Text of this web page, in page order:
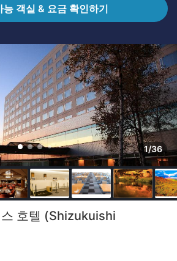
능 객실 & 요금 확인하기
1/36
호텔 (Shizukuishi